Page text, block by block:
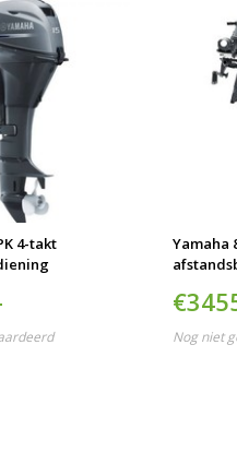
4-takt
Yamaha
Nog niet